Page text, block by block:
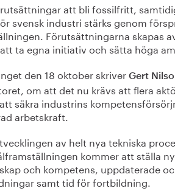
att bli fossilfritt,
svensk industri stärks genom
Förutsättningarna skapas
ta egna initiativ och sätta höga
den 18 oktober skriver Gert
om att det nu krävs att flera
säkra industrins
arbetskraft.
av helt nya tekniska
kommer att ställa
och kompetens, uppdaterade
samt tid för fortbildning.